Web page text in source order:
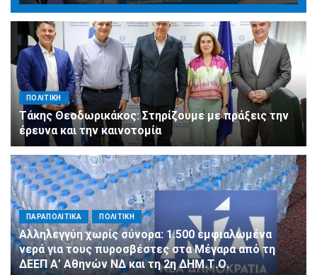
ΠΟΛΙΤΙΚΗ
Τάκης Θεοδωρικάκος: Στηρίζουμε με πράξεις την
έρευνα και την καινοτομία
ΠΑΡΑΠΟΛΙΤΙΚΑ ΠΟΛΙΤΙΚΗ
Αλληλεγγύη χωρίς σύνορα: 1.500 εμφιαλωμένα
νερά για τους πυροσβέστες στα Μέγαρα από τη
ΔΕΕΠ Α’ Αθηνών ΝΔ και τη 2η ΔΗΜ.Τ.Ο.